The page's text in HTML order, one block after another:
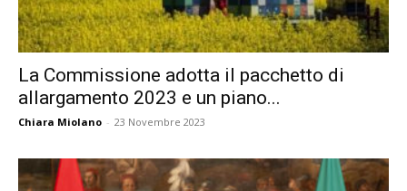
La Commissione adotta il pacchetto di
allargamento 2023 e un piano...
Chiara Miolano - 23 Novembre 2023